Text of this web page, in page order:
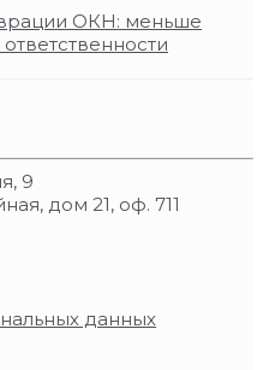
ОКН: меньше
9
дом 21, оф. 711
данных